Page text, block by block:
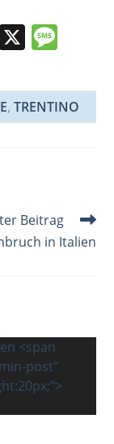
T X
ss
a
, TRENTINO
Beitrag
in Italien